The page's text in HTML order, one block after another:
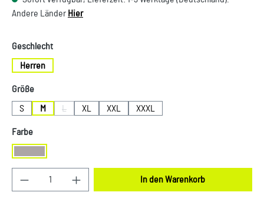
Andere Länder Hier
Geschlechtauswählen
Herren
Größeauswählen
S M L
(Diese Option ist zurzeit nicht verfügbar.)
XL XXL XXXL
Farbeauswählen
Grau
Produkt Anzahl: Gib den gewünschten Wert ein
In den Warenkorb